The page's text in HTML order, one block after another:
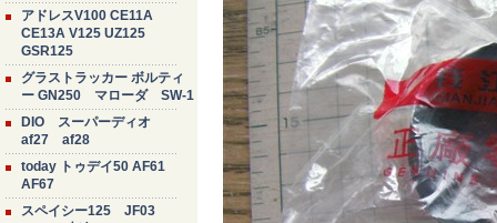
アドレスV100 CE11A
CE13A V125 UZ125
GSR125
グラストラッカー ボルティ
ー GN250 マローダ SW-1
DIO スーパーディオ
af27 af28
today トゥデイ50 AF61
AF67
スペイシー125 JF03